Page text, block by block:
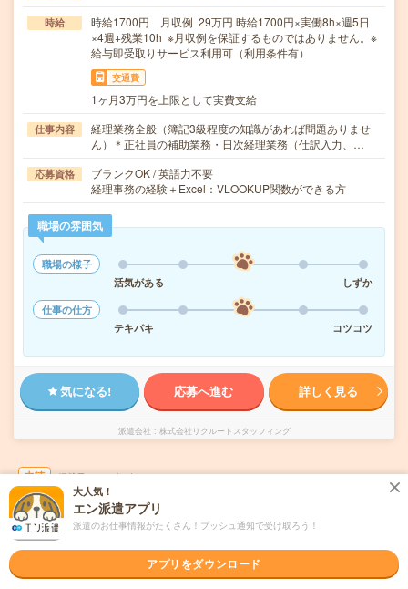
時給
時給1700円 月収例 29万円 時給1700円×実働8h×週5日
×4週+残業10h ※月収例を保証するものではありません。※
給与即受取りサービス利用可（利用条件有）
交通費
1ヶ月3万円を上限として実費支給
仕事内容
経理業務全般（簿記3級程度の知識があれば問題ありませ
ん）＊正社員の補助業務・日次経理業務（仕訳入力、…
応募資格
ブランクOK / 英語力不要
経理事務の経験＋Excel：VLOOKUP関数ができる方
職場の雰囲気
職場の様子
活気がある
しずか
仕事の仕方
テキパキ
コツコツ
気になる! 応募へ進む 詳しく見る
派遣会社 株式会社リクルートスタッフィング
未読 掲載日 2026/08/07
10時～＊【コツコツ】残業ほぼなし▼服装自
由＊大手放送局で経理事務
土日祝日が休み WEB登録OK
大人気！
エン派遣アプリ
派遣のお仕事情報がたくさん！プッシュ通知で受け取ろう！
アプリをダウンロード